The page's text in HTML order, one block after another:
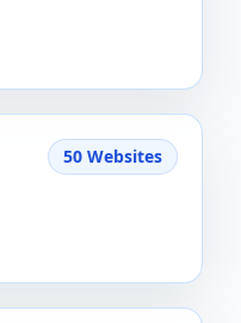
50 Websites